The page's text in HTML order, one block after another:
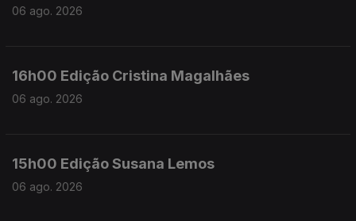
06 ago. 2026
16h00 Edição Cristina Magalhães
06 ago. 2026
15h00 Edição Susana Lemos
06 ago. 2026